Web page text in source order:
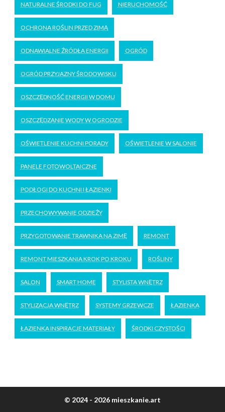
NATURALNE ŚRODKI DO FUG NIERUCHOMOŚĆ
OCHRONA ROŚLIN PRZED ZIMĄ
ODNAWIALNE ŹRÓDŁA ENERGII OGRÓD
OGRÓD PRZYJAZNY ŚRODOWISKU
OSZCZĘDNOŚĆ ENERGII W DOMU
OSZCZĘDZANIE WODY W OGRODZIE
OŚWIETLENIE KUCHNI PORADY OŚWIETLENIE W SALONIE
PANELE FOTOWOLTAICZNE
PODŁOGI DO KUCHNI I ŁAZIENKI
PRZECHOWYWANIE ODZIEŻY
PRZYGOTOWANIE TRAWNIKA NA ZIMĘ REMONT
REMONT MIESZKANIA KROK PO KROKU ROŚLINY
SALON SMART HOME STYLISTA WNĘTRZ
STYLIZACJA WNĘTRZ SYSTEMY GRZEWCZE ŁAZIENKA
ŁAZIENKA INSPIRACJE MATERIAŁY ŚRODKI CZYSTOŚCI
© 2024 - 2026 mieszkanie.art